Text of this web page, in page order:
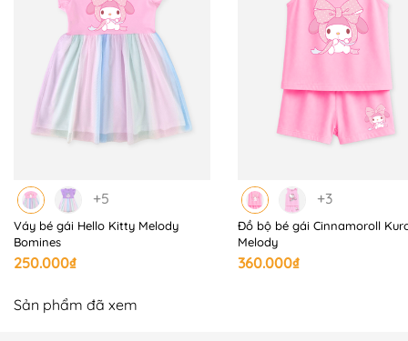
+5
Váy bé gái Hello Kitty Melody
Bomines
250.000₫
+3
Đồ bộ bé gái Cinnamoroll
Melody
360.000₫
Sản phẩm đã xem